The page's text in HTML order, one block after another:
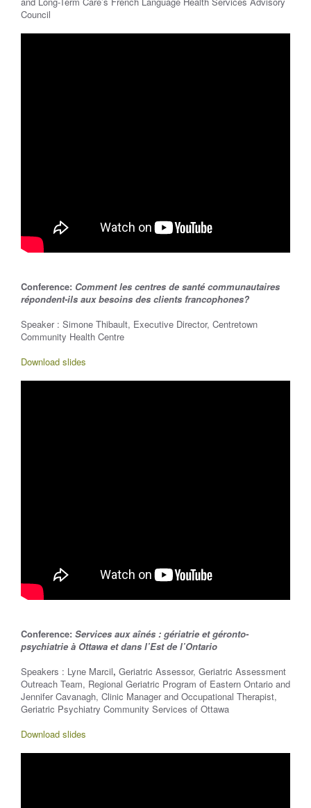
Council
​Conference: Comment les centres de santé communautaires
répondent-ils aux besoins des clients francophones?
Speaker : Simone Thibault, Executive Director, Centretown
Community Health Centre
Download slides
Conference: Services aux aînés : gériatrie et géronto-
psychiatrie à Ottawa et dans l’Est de l’Ontario
Speakers : Lyne Marcil, Geriatric Assessor, Geriatric Assessment
Outreach Team, Regional Geriatric Program of Eastern Ontario and
Jennifer Cavanagh, Clinic Manager and Occupational Therapist,
Geriatric Psychiatry Community Services of Ottawa
Download slides